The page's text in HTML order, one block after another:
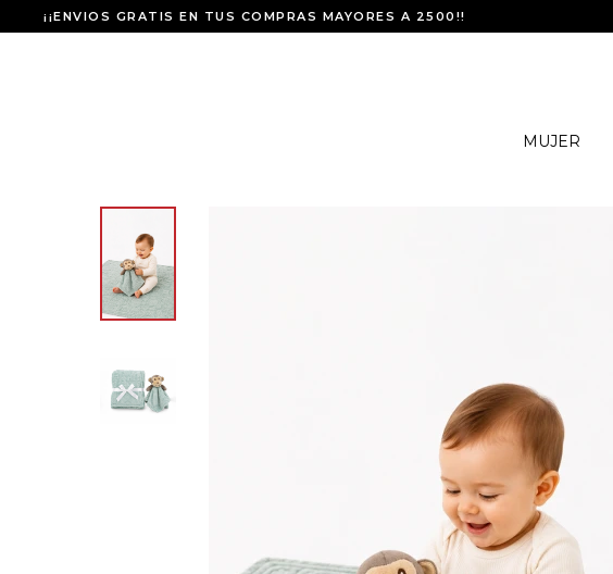
MUJER
¡¡ENVIOS GRATIS EN TUS COMPRAS MAYORES A 2500!!